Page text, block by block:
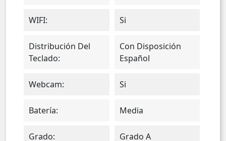
WIFI: Si
Distribución Del
Teclado:
Con Disposición
Español
Webcam: Si
Batería: Media
Grado: Grado A